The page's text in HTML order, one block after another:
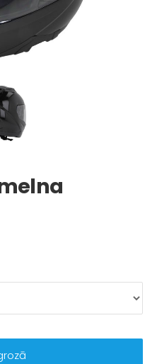
melna